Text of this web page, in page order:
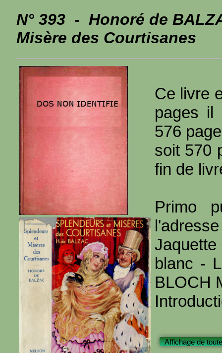
N° 393 - Honoré de
Misère des Courtisanes
Ce livre
pages il
576
soit 570
fin de
Primo
l'adresse
blanc -
BLOCH
Affichage de